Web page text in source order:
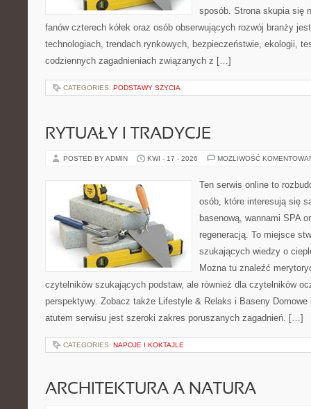
sposób. Strona skupia się
fanów czterech kółek oraz osób obserwujących rozwój branży
technologiach, trendach rynkowych, bezpieczeństwie, ekologii,
codziennych zagadnieniach związanych z […]
CATEGORIES: PODSTAWY SZYCIA
RYTUAŁY I TRADYCJE
POSTED BY ADMIN KWI - 17 - 2026 MOŻLIWOŚĆ
Ten serwis online to
osób, które interesują się
basenową, wannami SPA
regeneracją. To miejsce
szukających wiedzy o
Można tu znaleźć
czytelników szukających podstaw, ale również dla czytelników
perspektywy. Zobacz także Lifestyle & Relaks i Baseny Domowe
atutem serwisu jest szeroki zakres poruszanych zagadnień. […]
CATEGORIES: NAPOJE I KOKTAJLE
ARCHITEKTURA A NATURA